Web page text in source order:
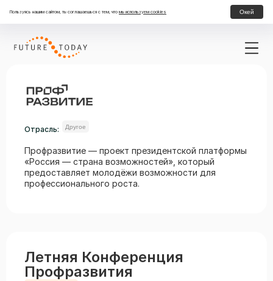
Пользуясь нашим сайтом, ты соглашаешься с тем, что мы используем cookies Окей
Отрасль: Другое
Профразвитие — проект президентской платформы
«Россия — страна возможностей», который
предоставляет молодёжи возможности для
профессионального роста.
Летняя Конференция
Профразвития